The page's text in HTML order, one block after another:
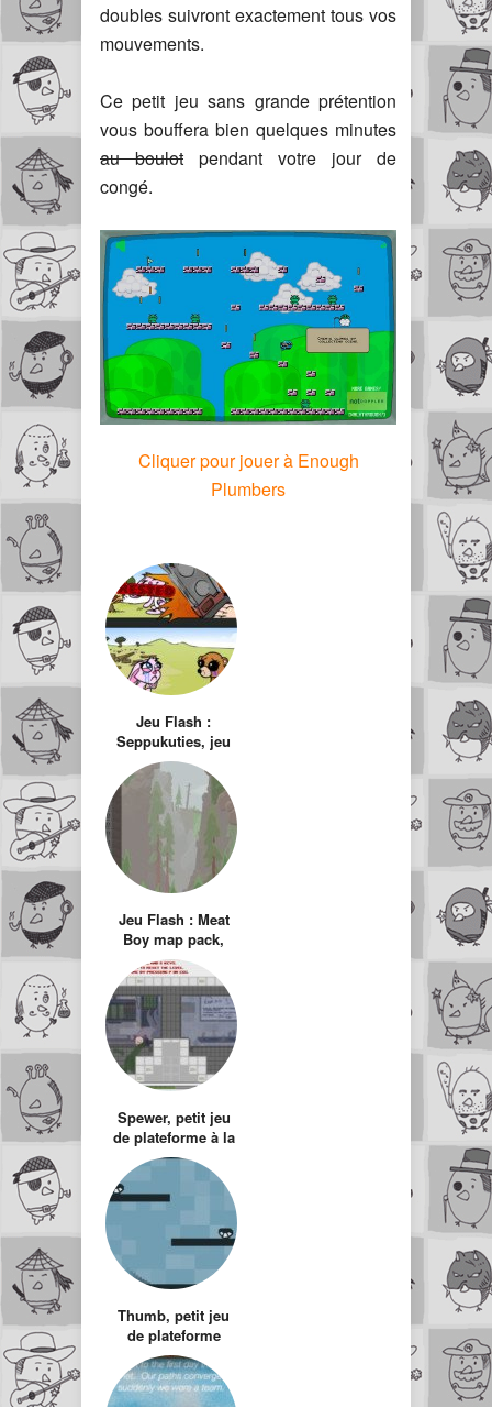
doubles suivront exactement tous vos
mouvements.
Ce petit jeu sans grande prétention
vous bouffera bien quelques minutes
au boulot pendant votre jour de
congé.
Cliquer pour jouer à Enough
Plumbers
Jeu Flash :
Seppukuties, jeu
de plateforme pour
animaux
suicidaires
Jeu Flash : Meat
Boy map pack,
nouveaux niveaux
Spewer, petit jeu
de plateforme à la
Kirby
Thumb, petit jeu
de plateforme